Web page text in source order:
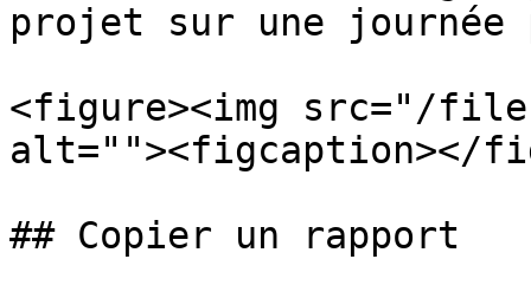
projet sur une
<figure><img src="/
alt=""><figcaption></
## Copier un rapport